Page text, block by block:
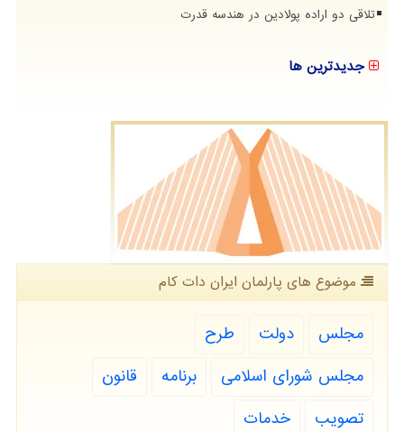
تلاقی دو اراده پولادین در هندسه قدرت
جدیدترین ها
موضوع های پارلمان ایران دات كام
مجلس دولت
طرح
مجلس شورای اسلامی
برنامه
قانون
تصویب
خدمات